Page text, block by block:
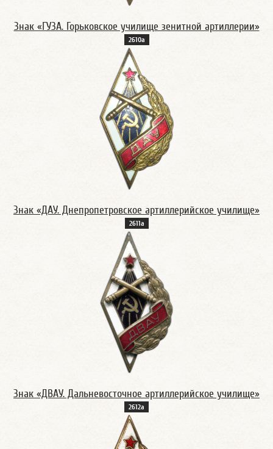
Знак «ГУЗА. Горьковское училище зенитной артиллерии»
2610а
Знак «ДАУ. Днепропетровское артиллерийское училище»
2611а
Знак «ДВАУ. Дальневосточное артиллерийское училище»
2612а